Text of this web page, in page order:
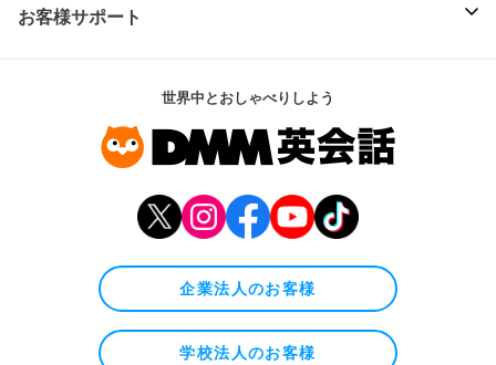
お客様サポート
世界中とおしゃべりしよう
企業法人のお客様
学校法人のお客様